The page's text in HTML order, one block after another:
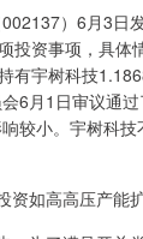
）6月3日
投资事项，具
有宇树科技
6月1日审议通
较小。宇树科
如高高压产能